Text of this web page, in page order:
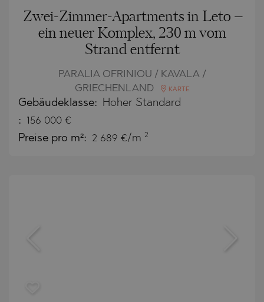
Zwei-Zimmer-Apartments in Leto –
ein neuer Komplex, 230 m vom
Strand entfernt
PARALIA OFRINIOU / KAVALA /
GRIECHENLAND
KARTE
Gebäudeklasse: Hoher Standard
: 156 000 €
Preise pro m²: 2 689 €/m 2